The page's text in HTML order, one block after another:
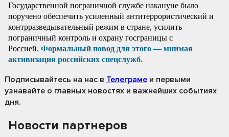
Государственной пограничной службе накануне было
поручено обеспечить усиленный антитеррористический и
контрразведывательный режим в стране, усилить
пограничный контроль и охрану госграницы с
Россией. Формальный повод для этого — мнимая
активизация российских спецслужб.
Подписывайтесь на нас в Телеграме и первыми
узнавайте о главных новостях и важнейших событиях
дня.
Новости партнеров